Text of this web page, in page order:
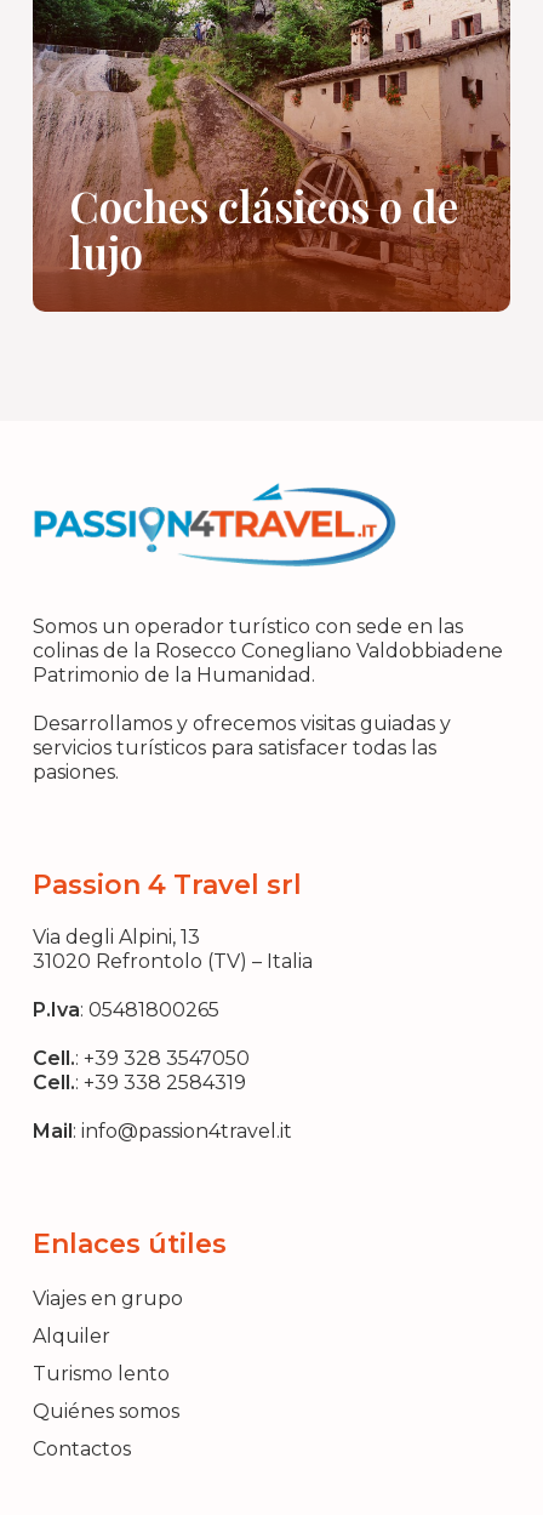
Coches clásicos o de
lujo
Somos un operador turístico con sede en las
colinas de la Rosecco Conegliano Valdobbiadene
Patrimonio de la Humanidad.
Desarrollamos y ofrecemos visitas guiadas y
servicios turísticos para satisfacer todas las
pasiones.
Passion 4 Travel srl
Via degli Alpini, 13
31020 Refrontolo (TV) – Italia
P.Iva: 05481800265
Cell.: +39 328 3547050
Cell.: +39 338 2584319
Mail : info@passion4travel.it
Enlaces útiles
Viajes en grupo
Alquiler
Turismo lento
Quiénes somos
Contactos